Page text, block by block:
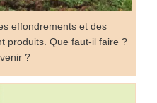
effondrements et des
produits. Que faut-il faire ?
?